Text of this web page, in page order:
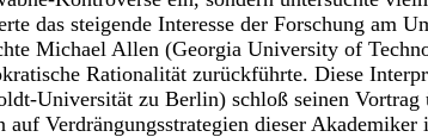
das steigende Interesse der Forschung am
Michael Allen (Georgia University of
Rationalität zurückführte. Diese
Universität zu Berlin) schloß seinen
Verdrängungsstrategien dieser Akademiker